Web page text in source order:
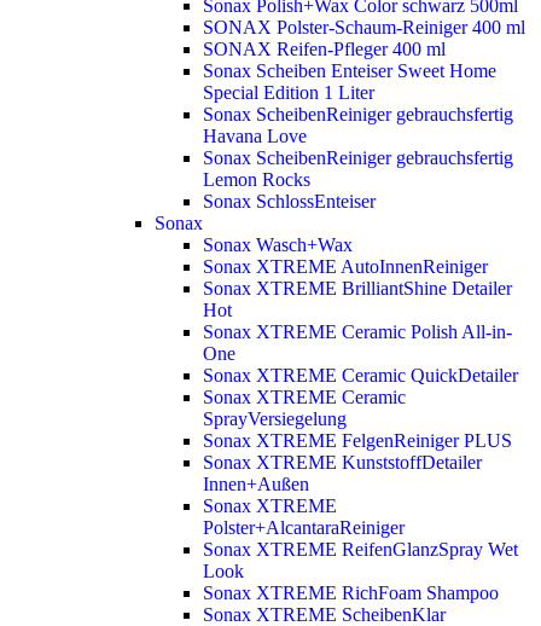
Sonax Polish+Wax Color schwarz 500ml
SONAX Polster-Schaum-Reiniger 400 ml
SONAX Reifen-Pfleger 400 ml
Sonax Scheiben Enteiser Sweet Home
Special Edition 1 Liter
Sonax ScheibenReiniger gebrauchsfertig
Havana Love
Sonax ScheibenReiniger gebrauchsfertig
Lemon Rocks
Sonax SchlossEnteiser
Sonax
Sonax Wasch+Wax
Sonax XTREME AutoInnenReiniger
Sonax XTREME BrilliantShine Detailer
Hot
Sonax XTREME Ceramic Polish All-in-
One
Sonax XTREME Ceramic QuickDetailer
Sonax XTREME Ceramic
SprayVersiegelung
Sonax XTREME FelgenReiniger PLUS
Sonax XTREME KunststoffDetailer
Innen+Außen
Sonax XTREME
Polster+AlcantaraReiniger
Sonax XTREME ReifenGlanzSpray Wet
Look
Sonax XTREME RichFoam Shampoo
Sonax XTREME ScheibenKlar